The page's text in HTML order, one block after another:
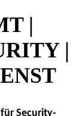
|
|
Security-